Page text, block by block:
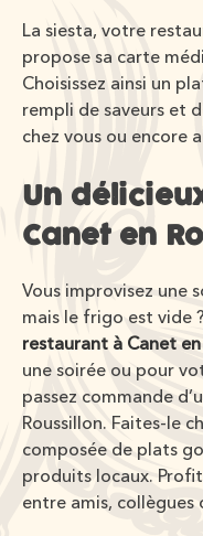
La siesta, votre
propose sa carte
Choisissez ainsi un
rempli de saveurs et
chez vous ou encore
Un
Canet en
Vous improvisez une
mais le frigo est vide
restaurant à Canet
une soirée ou pour
passez commande
Roussillon. Faites-le
composée de plats
produits locaux.
entre amis, collègues